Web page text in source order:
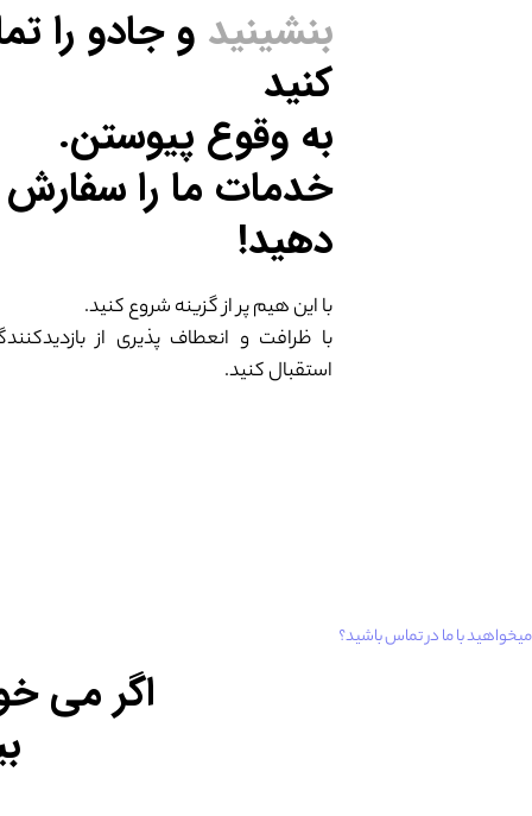
بنشینید و جادو را
کنید
به وقوع پیوستن.
خدمات ما را سفارش
دهید!
با این هیم پر از گزینه شروع کنید.
با ظرافت و انعطاف پذیری از
استقبال کنید.
میخواهید با ما در تماس باشید؟
اگر می